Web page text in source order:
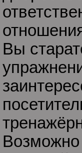
Вы
Возможно